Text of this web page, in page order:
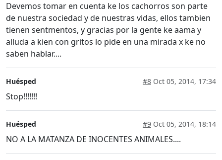
Devemos tomar en cuenta ke los cachorros son parte
de nuestra sociedad y de nuestras vidas, ellos tambien
tienen sentmentos, y gracias por la gente ke aama y
alluda a kien con gritos lo pide en una mirada x ke no
saben hablar....
Huésped #8 Oct 05, 2014, 17:34
Stop!!!!!!!
Huésped #9 Oct 05, 2014, 18:14
NO A LA MATANZA DE INOCENTES ANIMALES....